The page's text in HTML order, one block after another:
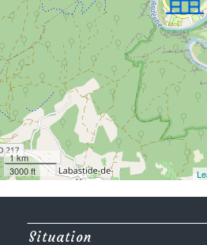
1 km
3000 ft
Situation